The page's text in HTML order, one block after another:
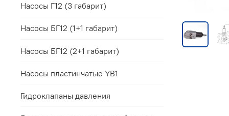
Насосы Г12 (3 габарит)
Насосы БГ12 (1+1 габарит)
Насосы БГ12 (2+1 габарит)
Насосы пластинчатые YB1
Гидроклапаны давления